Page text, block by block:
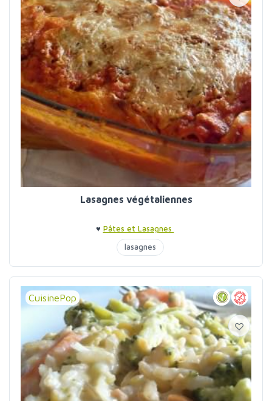
Lasagnes végétaliennes
♥ Pâtes et Lasagnes
lasagnes
CuisinePop